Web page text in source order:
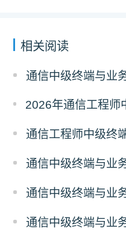
相关阅读
通信中级终端与业
通信工程师中级终
通信中级终端与业
通信中级终端与业